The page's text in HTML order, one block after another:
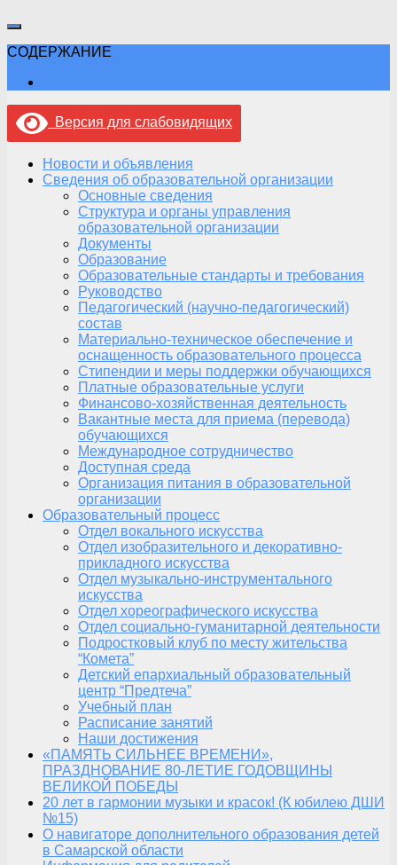
СОДЕРЖАНИЕ
Версия для слабовидящих
Новости и объявления
Сведения об образовательной организации
Основные сведения
Структура и органы управления
образовательной организации
Документы
Образование
Образовательные стандарты и требования
Руководство
Педагогический (научно-педагогический)
состав
Материально-техническое обеспечение и
оснащенность образовательного процесса
Стипендии и меры поддержки обучающихся
Платные образовательные услуги
Финансово-хозяйственная деятельность
Вакантные места для приема (перевода)
обучающихся
Международное сотрудничество
Доступная среда
Организация питания в образовательной
организации
Образовательный процесс
Отдел вокального искусства
Отдел изобразительного и декоративно-
прикладного искусства
Отдел музыкально-инструментального
искусства
Отдел хореографического искусства
Отдел социально-гуманитарной деятельности
Подростковый клуб по месту жительства
“Комета”
Детский епархиальный образовательный
центр “Предтеча”
Учебный план
Расписание занятий
Наши достижения
«ПАМЯТЬ СИЛЬНЕЕ ВРЕМЕНИ»,
ПРАЗДНОВАНИЕ 80-ЛЕТИЕ ГОДОВЩИНЫ
ВЕЛИКОЙ ПОБЕДЫ
20 лет в гармонии музыки и красок! (К юбилею ДШИ
№15)
О навигаторе дополнительного образования детей
в Самарской области